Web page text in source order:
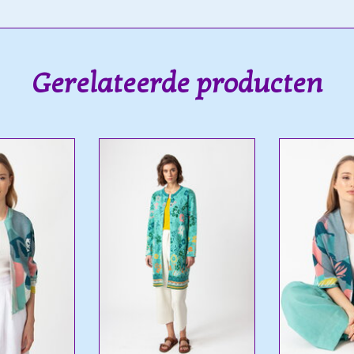
Gerelateerde producten